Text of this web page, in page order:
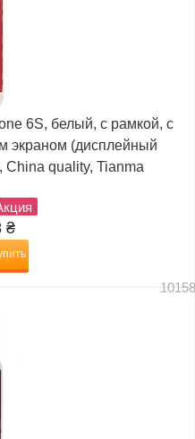
6S, белый, с рамкой, с
экраном (дисплейный
China quality, Tianma
₴